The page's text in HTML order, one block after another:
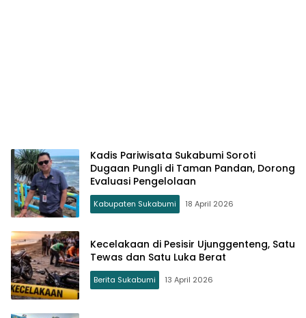
Kadis Pariwisata Sukabumi Soroti
Dugaan Pungli di Taman Pandan, Dorong
Evaluasi Pengelolaan
Kabupaten Sukabumi 18 April 2026
Kecelakaan di Pesisir Ujunggenteng, Satu
Tewas dan Satu Luka Berat
Berita Sukabumi 13 April 2026